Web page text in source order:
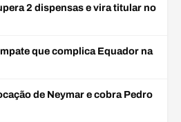
2 dispensas e vira titular no
que complica Equador na
de Neymar e cobra Pedro